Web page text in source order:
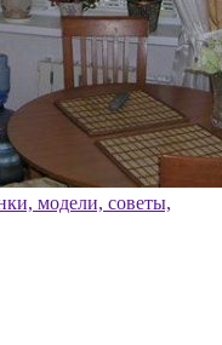
модели, советы,